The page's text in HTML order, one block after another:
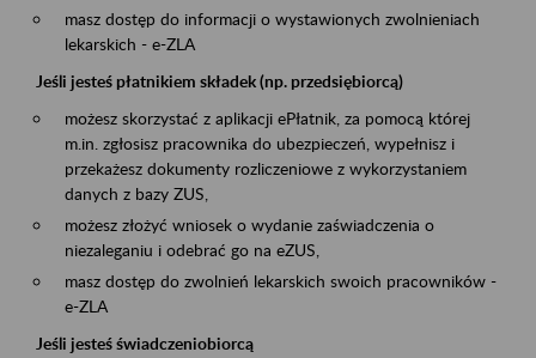
masz dostęp do informacji o wystawionych zwolnieniach
lekarskich - e-ZLA
Jeśli jesteś płatnikiem składek (np. przedsiębiorcą)
możesz skorzystać z aplikacji ePłatnik, za pomocą której
m.in. zgłosisz pracownika do ubezpieczeń, wypełnisz i
przekażesz dokumenty rozliczeniowe z wykorzystaniem
danych z bazy ZUS,
możesz złożyć wniosek o wydanie zaświadczenia o
niezaleganiu i odebrać go na eZUS,
masz dostęp do zwolnień lekarskich swoich pracowników -
e-ZLA
Jeśli jesteś świadczeniobiorcą